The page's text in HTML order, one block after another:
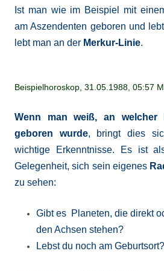
Ist man wie im Beispiel mit
am Aszendenten geboren und
lebt man an der Merkur-Linie.
Beispielhoroskop, 31.05.1988, 05:57
Wenn man weiß, an welcher
geboren wurde, bringt dies
wichtige Erkenntnisse. Es ist
Gelegenheit, sich sein eigenes
zu sehen:
Gibt es Planeten, die direkt
den Achsen stehen?
Lebst du noch am Geburtsort?